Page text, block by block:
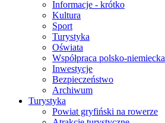
Informacje - krótko
Kultura
Sport
Turystyka
Oświata
Współpraca polsko-niemiecka
Inwestycje
Bezpieczeństwo
Archiwum
Turystyka
Powiat gryfiński na rowerze